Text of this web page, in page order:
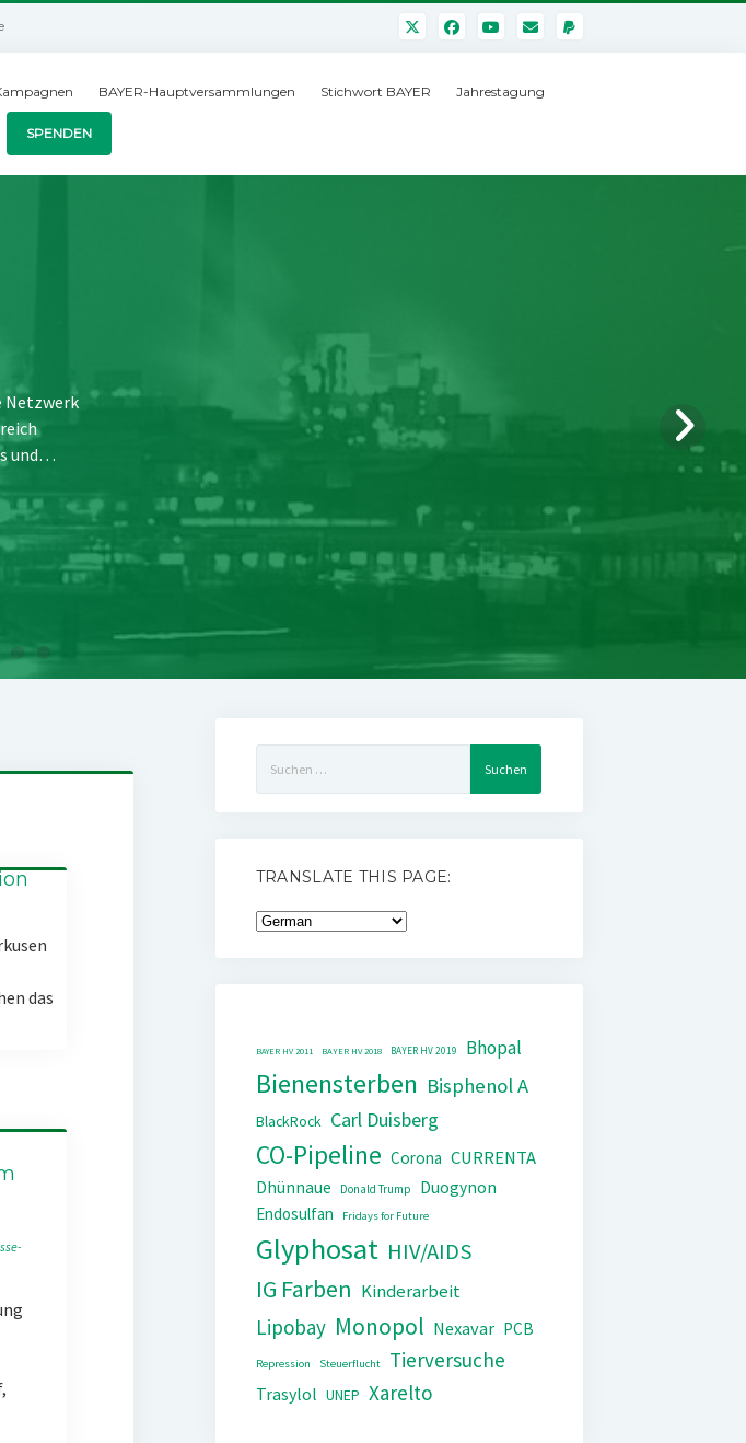
BAYER-Hauptversammlungen Stichwort BAYER Jahrestagung
SPENDEN
Netzwerk
und…
das
nach:
TRANSLATE THIS PAGE:
BAYER HV 2011 BAYER HV 2018 BAYER HV 2019 Bhopal
Bienensterben Bisphenol A
BlackRock Carl Duisberg
CO-Pipeline Corona CURRENTA
Dhünnaue Donald Trump
Duogynon
Endosulfan
Fridays for Future
Glyphosat HIV/AIDS
IG Farben Kinderarbeit
Lipobay Monopol Nexavar PCB
Repression Steuerflucht Tierversuche
Trasylol UNEP Xarelto